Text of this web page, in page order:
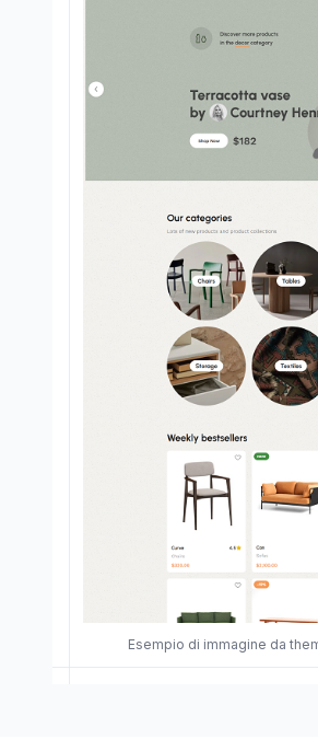
Esempio di immagine da